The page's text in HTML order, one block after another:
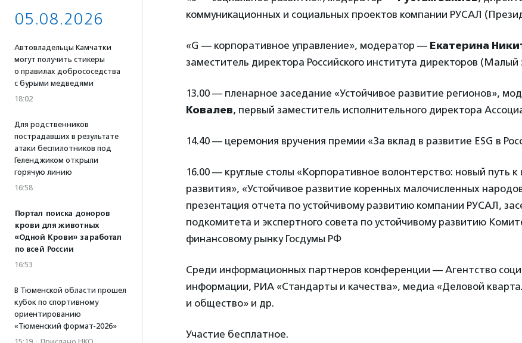
05.08.2026
Автовладельцы Камчатки
могут получить стикеры
о правилах добрососедства
с бурыми медведями
18:02
Для родственников
пострадавших в результате
атаки беспилотников под
Геленджиком открыли
горячую линию
16:58
Портал поиска доноров
крови для животных
«Одной Крови» заработал
по всей России
16:53
В Тюменской области прошел
кубок по спортивному
ориентированию
«Тюменский формат-2026»
коммуникационных и социальных проектов компании РУСАЛ
«G — корпоративное управление», модератор — Екатерина
заместитель директора Российского института директоров (Малый
13.00 — пленарное заседание «Устойчивое развитие регионов»,
Ковалев, первый заместитель исполнительного директора
14.40 — церемония вручения премии «За вклад в развитие ESG в
16.00 — круглые столы «Корпоративное волонтерство: новый путь к
развития», «Устойчивое развитие коренных малочисленных
презентация отчета по устойчивому развитию компании РУСАЛ,
подкомитета и экспертного совета по устойчивому развитию
финансовому рынку Госдумы РФ
Среди информационных партнеров конференции — Агентство
информации, РИА «Стандарты и качества», медиа «Деловой
и общество» и др.
Участие бесплатное.